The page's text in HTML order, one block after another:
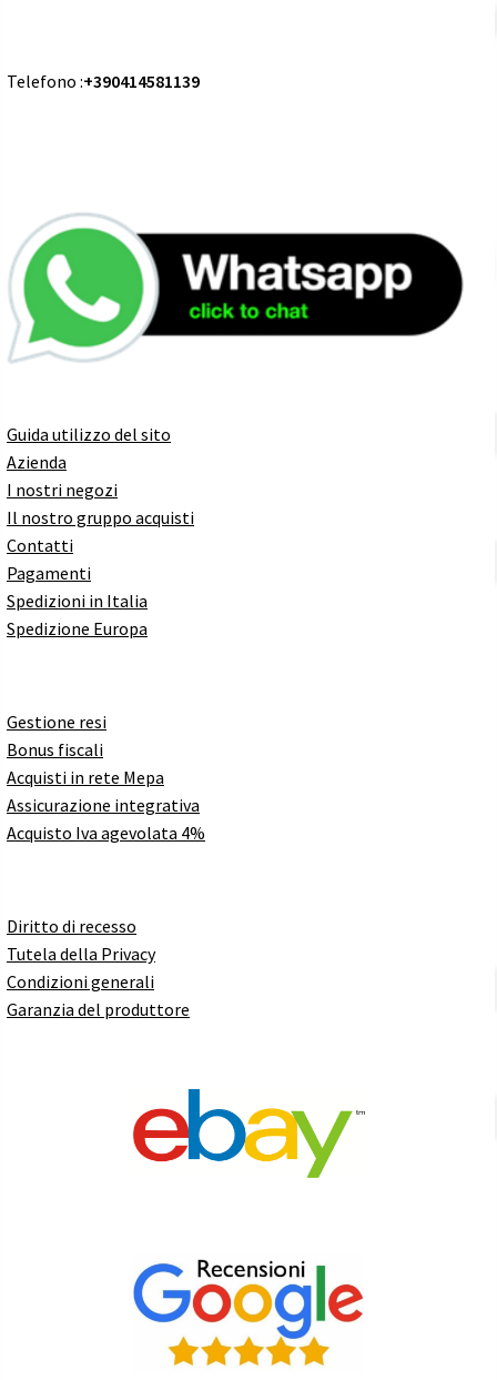
Telefono :+390414581139
Guida utilizzo del sito
Azienda
I nostri negozi
Il nostro gruppo acquisti
Contatti
Pagamenti
Spedizioni in Italia
Spedizione Europa
Gestione resi
Bonus fiscali
Acquisti in rete Mepa
Assicurazione integrativa
Acquisto Iva agevolata 4%
Diritto di recesso
Tutela della Privacy
Condizioni generali
Garanzia del produttore